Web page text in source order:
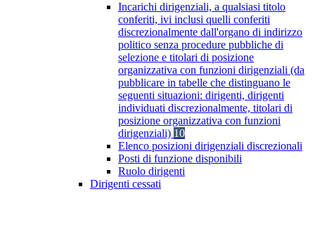
Incarichi dirigenziali, a qualsiasi titolo
conferiti, ivi inclusi quelli conferiti
discrezionalmente dall'organo di indirizzo
politico senza procedure pubbliche di
selezione e titolari di posizione
organizzativa con funzioni dirigenziali (da
pubblicare in tabelle che distinguano le
seguenti situazioni: dirigenti, dirigenti
individuati discrezionalmente, titolari di
posizione organizzativa con funzioni
dirigenziali) 10
Elenco posizioni dirigenziali discrezionali
Posti di funzione disponibili
Ruolo dirigenti
Dirigenti cessati